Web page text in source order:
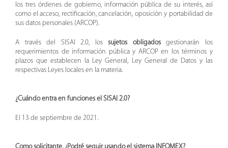
los tres órdenes de gobierno, información pública de su interés, así
como el acceso, rectificación, cancelación, oposición y portabilidad de
sus datos personales (ARCOP).
A través del SISAI 2.0, lossujetos obligadosgestionarán los
requerimientos de información pública y ARCOP en los términos y
plazos que establecen la Ley General, Ley General de Datos y las
respectivas Leyes locales en la materia.
¿Cuándo entra en funciones el SISAI 2.0?
El 13 de septiembre de 2021.